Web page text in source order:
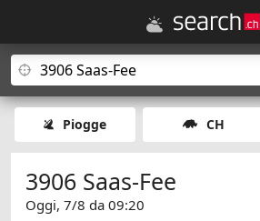
Piogge CH
3906 Saas-Fee
Oggi, 7/8 da 09:20